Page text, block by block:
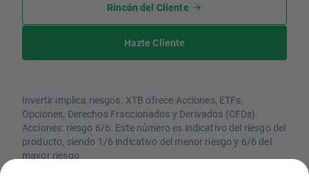
Rincón del Cliente
Hazte Cliente
Invertir implica riesgos. XTB ofrece Acciones, ETFs,
Opciones, Derechos Fraccionados y Derivados (CFDs).
Acciones: riesgo 6/6. Este número es indicativo del riesgo del
producto, siendo 1/6 indicativo del menor riesgo y 6/6 del
mayor riesgo.